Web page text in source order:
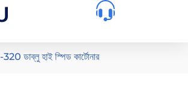
ডাব্লু হাই স্পিড কার্টোনার